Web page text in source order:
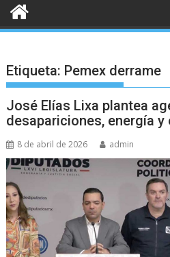
Etiqueta: Pemex derrame
José Elías Lixa plantea
desapariciones, energía y
8 de abril de 2026 admin